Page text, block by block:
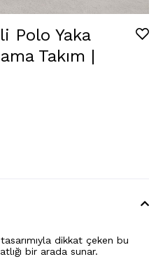
Polo Yaka
Takım |
dikkat çeken bu
bir arada sunar.